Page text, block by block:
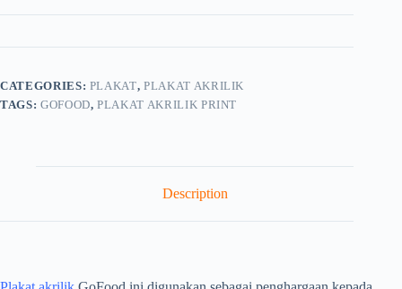
CATEGORIES: PLAKAT,PLAKAT AKRILIK
TAGS: GOFOOD,PLAKAT AKRILIK PRINT
Description